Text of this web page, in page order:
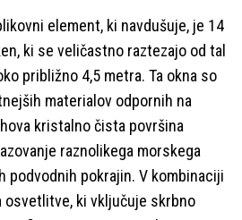
element, ki navdušuje, je 14
ki se veličastno raztezajo od tal
približno 4,5 metra. Ta okna so
materialov odpornih na
kristalno čista površina
raznolikega morskega
podvodnih pokrajin. V kombinaciji
osvetlitve, ki vključuje skrbno